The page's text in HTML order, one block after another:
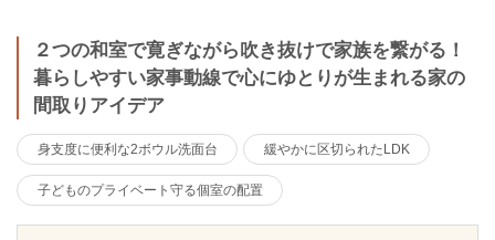
２つの和室で寛ぎながら吹き抜けで家族を繋がる！
暮らしやすい家事動線で心にゆとりが生まれる家の
間取りアイデア
身支度に便利な2ボウル洗面台 緩やかに区切られたLDK
子どものプライベート守る個室の配置